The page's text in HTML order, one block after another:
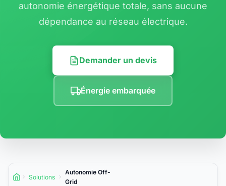
autonomie énergétique totale, sans aucune
dépendance au réseau électrique.
Demander un devis
Énergie embarquée
Accueil
Solutions
Autonomie Off-
Grid